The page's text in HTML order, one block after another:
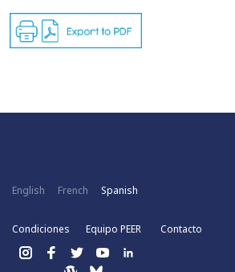
English French Spanish
Condiciones Equipo PEER Contacto